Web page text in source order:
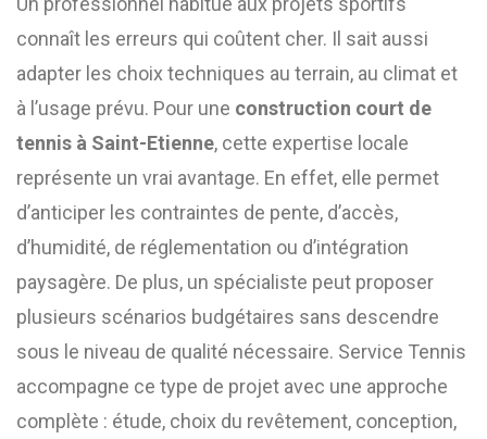
connaît les erreurs qui coûtent cher. Il sait aussi
adapter les choix techniques au terrain, au climat et
à l’usage prévu. Pour une construction court de
tennis à Saint-Etienne, cette expertise locale
représente un vrai avantage. En effet, elle permet
d’anticiper les contraintes de pente, d’accès,
d’humidité, de réglementation ou d’intégration
paysagère. De plus, un spécialiste peut proposer
plusieurs scénarios budgétaires sans descendre
sous le niveau de qualité nécessaire. Service Tennis
accompagne ce type de projet avec une approche
complète : étude, choix du revêtement, conception,